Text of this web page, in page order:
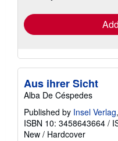
Aus ihrer Sicht
Alba De Céspedes
Published by Insel Verlag
ISBN 10: 3458643664 /
New / Hardcover